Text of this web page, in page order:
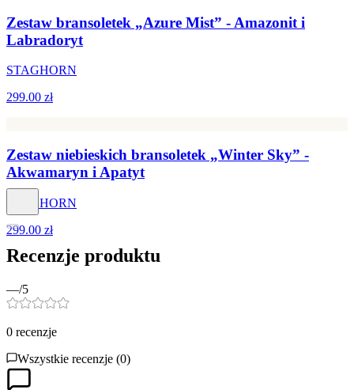
Zestaw bransoletek „Azure Mist” - Amazonit i
Labradoryt
STAGHORN
299.00 zł
Zestaw niebieskich bransoletek „Winter Sky” -
Akwamaryn i Apatyt
STAGHORN
299.00 zł
Recenzje produktu
—/5
0 recenzje
Wszystkie recenzje (0)